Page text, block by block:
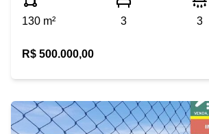
130 m² 3 3
R$ 500.000,00